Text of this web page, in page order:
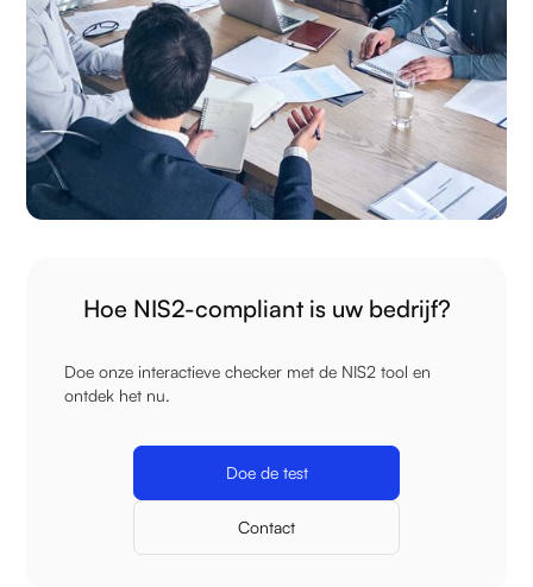
Hoe NIS2-compliant is uw bedrijf?
Doe onze interactieve checker met de NIS2 tool en
ontdek het nu.
Doe de test
Contact